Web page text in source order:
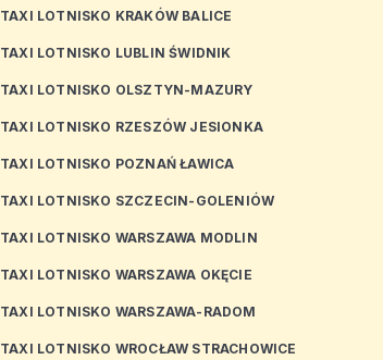
TAXI LOTNISKO KRAKÓW BALICE
TAXI LOTNISKO LUBLIN ŚWIDNIK
TAXI LOTNISKO OLSZTYN-MAZURY
TAXI LOTNISKO RZESZÓW JESIONKA
TAXI LOTNISKO POZNAŃ ŁAWICA
TAXI LOTNISKO SZCZECIN-GOLENIÓW
TAXI LOTNISKO WARSZAWA MODLIN
TAXI LOTNISKO WARSZAWA OKĘCIE
TAXI LOTNISKO WARSZAWA-RADOM
TAXI LOTNISKO WROCŁAW STRACHOWICE